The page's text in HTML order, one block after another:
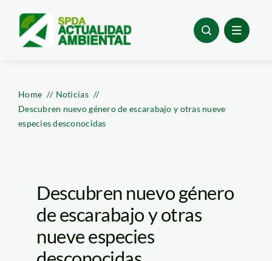
content
Home
Noticias
Descubren nuevo género de escarabajo y otras nueve
especies desconocidas
Descubren nuevo género
de escarabajo y otras
nueve especies